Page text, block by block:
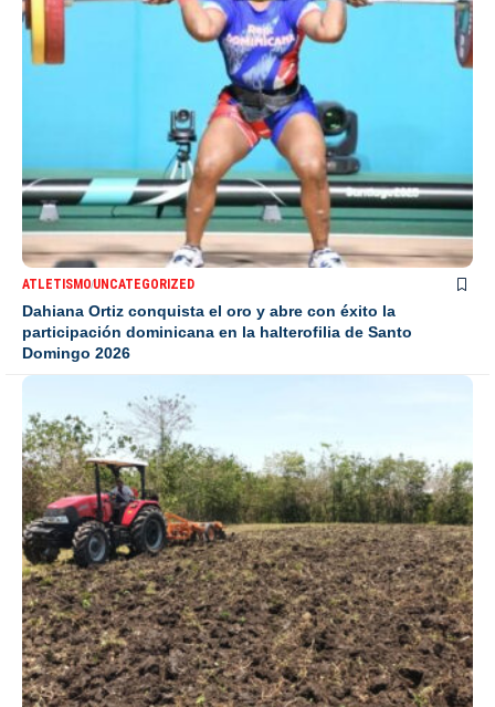
ATLETISMOUNCATEGORIZED
Dahiana Ortiz conquista el oro y abre con éxito la
participación dominicana en la halterofilia de Santo
Domingo 2026